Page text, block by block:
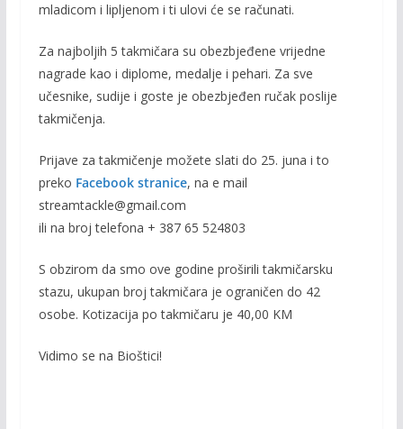
mladicom i lipljenom i ti ulovi će se računati.
Za najboljih 5 takmičara su obezbjeđene vrijedne
nagrade kao i diplome, medalje i pehari. Za sve
učesnike, sudije i goste je obezbjeđen ručak poslije
takmičenja.
Prijave za takmičenje možete slati do 25. juna i to
preko Facebook stranice, na e mail
streamtackle@gmail.com
ili na broj telefona + 387 65 524803
S obzirom da smo ove godine proširili takmičarsku
stazu, ukupan broj takmičara je ograničen do 42
osobe. Kotizacija po takmičaru je 40,00 KM
Vidimo se na Bioštici!